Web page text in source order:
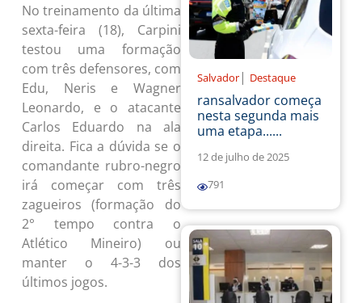
No treinamento da última
sexta-feira (18), Carpini
testou uma formação
com três defensores, com
Edu, Neris e Wagner
Leonardo, e o atacante
Carlos Eduardo na ala
direita. Fica a dúvida se o
comandante rubro-negro
irá começar com três
zagueiros (formação do
2° tempo contra o
Atlético Mineiro) ou
manter o 4-3-3 dos
últimos jogos.
Salvador | Destaque
ransalvador começa
nesta segunda mais
uma etapa......
12 de julho de 2025
791